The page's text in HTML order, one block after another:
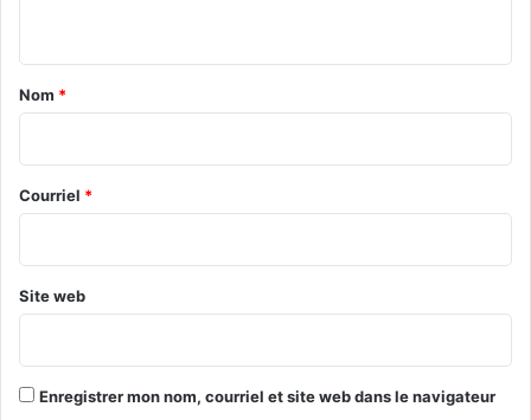
a
r
e
Nom *
Courriel *
Site web
Enregistrer mon nom, courriel et site web dans le navigateur